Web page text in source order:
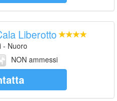
Liberotto
- Nuoro
NON ammessi